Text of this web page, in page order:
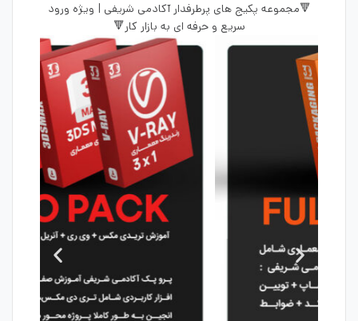
🔻مجموعه پکیج های پرطرفدار آکادمی شریفی | ویژه ورود
سریع و حرفه ای به بازار کار🔻